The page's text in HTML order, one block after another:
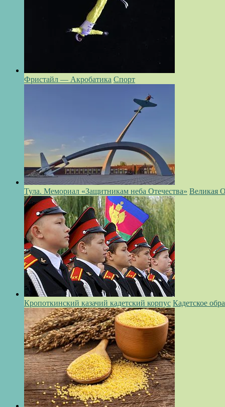
Фристайл — Акробатика Спорт
Тула. Мемориал «Защитникам неба Отечества» Великая
Кропоткинский казачий кадетский корпус Кадетское